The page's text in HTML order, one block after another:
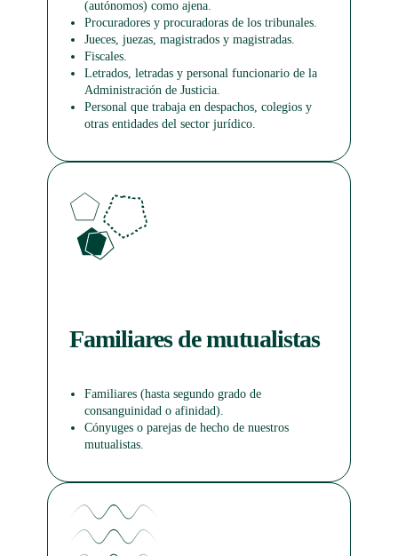
(autónomos) como ajena.
Procuradores y procuradoras de los tribunales.
Jueces, juezas, magistrados y magistradas.
Fiscales.
Letrados, letradas y personal funcionario de la
Administración de Justicia.
Personal que trabaja en despachos, colegios y
otras entidades del sector jurídico.
Familiares de mutualistas
Familiares (hasta segundo grado de
consanguinidad o afinidad).
Cónyuges o parejas de hecho de nuestros
mutualistas.